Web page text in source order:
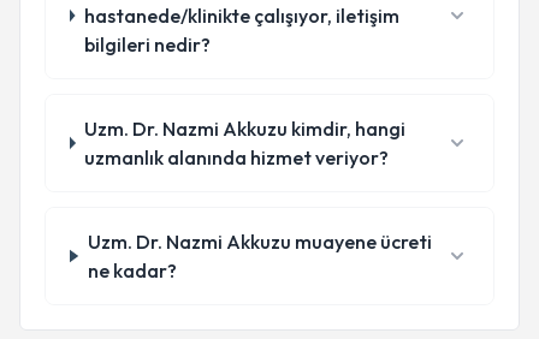
hastanede/klinikte çalışıyor, iletişim
bilgileri nedir?
Uzm. Dr. Nazmi Akkuzu kimdir, hangi
uzmanlık alanında hizmet veriyor?
Uzm. Dr. Nazmi Akkuzu muayene ücreti
ne kadar?